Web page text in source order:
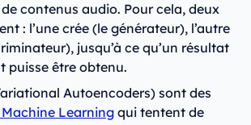
contenus audio. Pour cela, deux
: l’une crée (le générateur), l’autre
jusqu’à ce qu’un résultat
puisse être obtenu.
Autoencoders) sont des
Learningqui tentent de